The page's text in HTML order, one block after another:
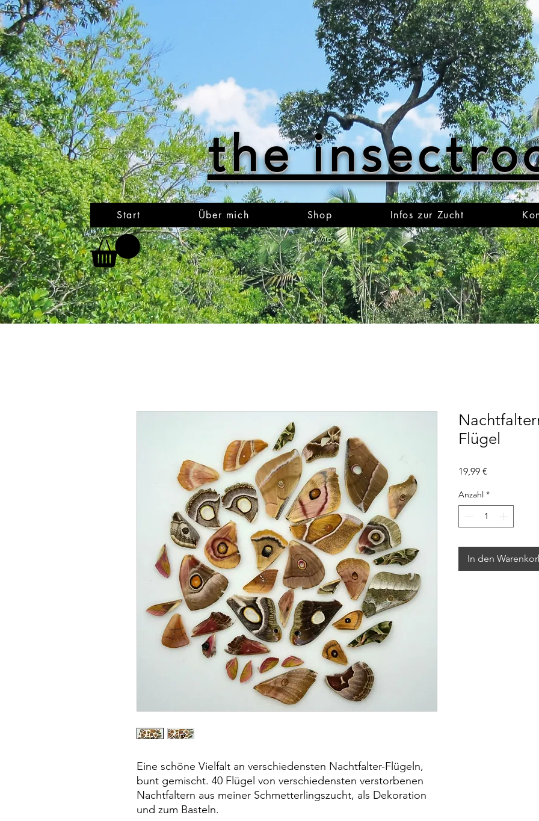
the
Start Über mich Shop Infos zur Zucht
Eine schöne Vielfalt an verschiedensten Nachtfalter-Flügeln,
bunt gemischt. 40 Flügel von verschiedensten verstorbenen
Nachtfaltern aus meiner Schmetterlingszucht, als Dekoration
und zum Basteln.
Flügel
19,99 €
Anzahl *
In den